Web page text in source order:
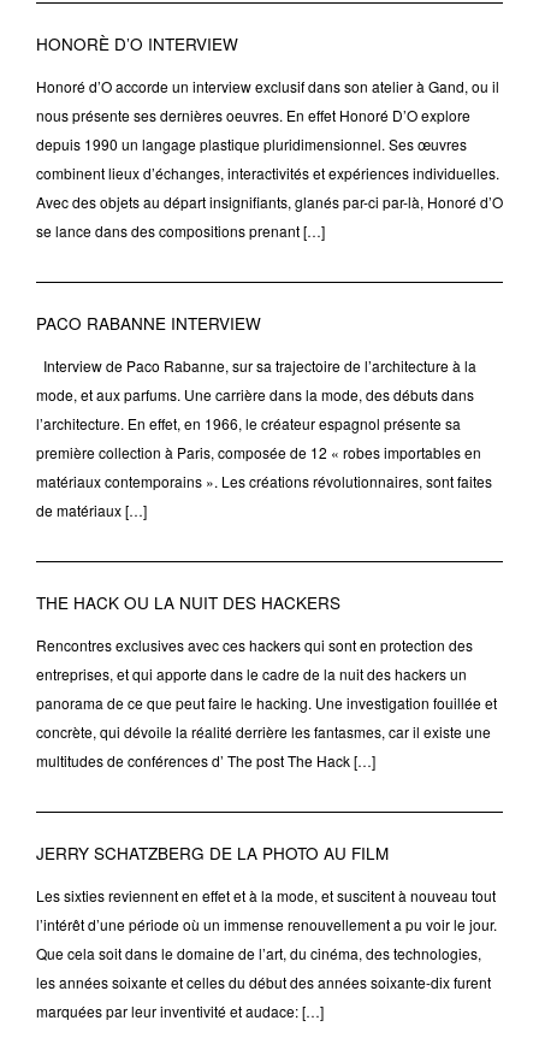
HONORÈ D’O INTERVIEW
Honoré d’O accorde un interview exclusif dans son atelier à Gand, ou il
nous présente ses dernières oeuvres. En effet Honoré D’O explore
depuis 1990 un langage plastique pluridimensionnel. Ses œuvres
combinent lieux d’échanges, interactivités et expériences individuelles.
Avec des objets au départ insignifiants, glanés par-ci par-là, Honoré d’O
se lance dans des compositions prenant […]
PACO RABANNE INTERVIEW
Interview de Paco Rabanne, sur sa trajectoire de l’architecture à la
mode, et aux parfums. Une carrière dans la mode, des débuts dans
l’architecture. En effet, en 1966, le créateur espagnol présente sa
première collection à Paris, composée de 12 « robes importables en
matériaux contemporains ». Les créations révolutionnaires, sont faites
de matériaux […]
THE HACK OU LA NUIT DES HACKERS
Rencontres exclusives avec ces hackers qui sont en protection des
entreprises, et qui apporte dans le cadre de la nuit des hackers un
panorama de ce que peut faire le hacking. Une investigation fouillée et
concrète, qui dévoile la réalité derrière les fantasmes, car il existe une
multitudes de conférences d’ The post The Hack […]
JERRY SCHATZBERG DE LA PHOTO AU FILM
Les sixties reviennent en effet et à la mode, et suscitent à nouveau tout
l’intérêt d’une période où un immense renouvellement a pu voir le jour.
Que cela soit dans le domaine de l’art, du cinéma, des technologies,
les années soixante et celles du début des années soixante-dix furent
marquées par leur inventivité et audace: […]